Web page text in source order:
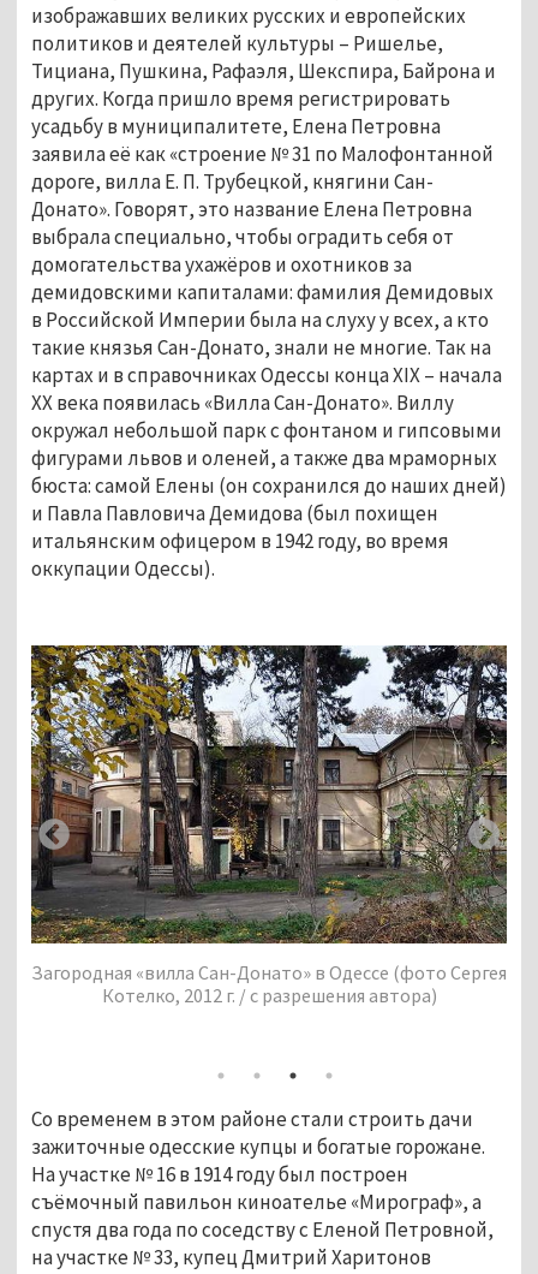
изображавших великих русских и европейских
политиков и деятелей культуры – Ришелье,
Тициана, Пушкина, Рафаэля, Шекспира, Байрона и
других. Когда пришло время регистрировать
усадьбу в муниципалитете, Елена Петровна
заявила её как «строение № 31 по Малофонтанной
дороге, вилла Е. П. Трубецкой, княгини Сан-
Донато». Говорят, это название Елена Петровна
выбрала специально, чтобы оградить себя от
домогательства ухажёров и охотников за
демидовскими капиталами: фамилия Демидовых
в Российской Империи была на слуху у всех, а кто
такие князья Сан-Донато, знали не многие. Так на
картах и в справочниках Одессы конца XIX – начала
ХХ века появилась «Вилла Сан-Донато». Виллу
окружал небольшой парк с фонтаном и гипсовыми
фигурами львов и оленей, а также два мраморных
бюста: самой Елены (он сохранился до наших дней)
и Павла Павловича Демидова (был похищен
итальянским офицером в 1942 году, во время
оккупации Одессы).
Загородная «вилла Сан-Донато» в Одессе (фото Сергея
Котелко, 2012 г. / с разрешения автора)
Со временем в этом районе стали строить дачи
зажиточные одесские купцы и богатые горожане.
На участке № 16 в 1914 году был построен
съёмочный павильон киноателье «Мирограф», а
спустя два года по соседству с Еленой Петровной,
на участке № 33, купец Дмитрий Харитонов